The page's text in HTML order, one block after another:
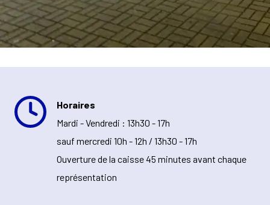
Horaires
Mardi - Vendredi : 13h30 - 17h
sauf mercredi 10h - 12h / 13h30 - 17h
Ouverture de la caisse 45 minutes avant chaque
représentation